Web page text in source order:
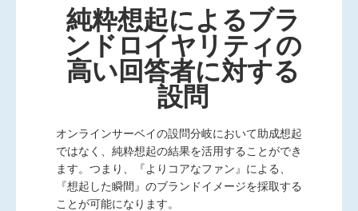
純粋想起によるブラ
ンドロイヤリティの
高い回答者に対する
設問
オンラインサーベイの設問分岐において助成想起
ではなく、純粋想起の結果を活用することができ
ます。つまり、『よりコアなファン』による、
『想起した瞬間』のブランドイメージを採取する
ことが可能になります。